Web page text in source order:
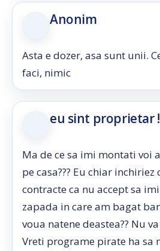
Anonim
Asta e dozer, asa sunt unii.
faci, nimic
eu sint proprietar !
Ma de ce sa imi montati voi
pe casa??? Eu chiar inchiriez
contracte ca nu accept sa
zapada in care am bagat
voua natene deastea?? Nu
Vreti programe pirate ha sa